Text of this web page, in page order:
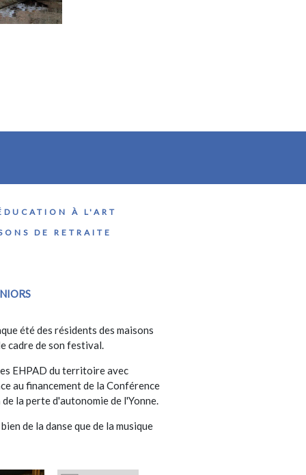
À L'ART
DE RETRAITE
été des résidents des maisons
cadre de son festival.
EHPAD du territoire avec
au financement de la Conférence
la perte d'autonomie de l'Yonne.
de la danse que de la musique